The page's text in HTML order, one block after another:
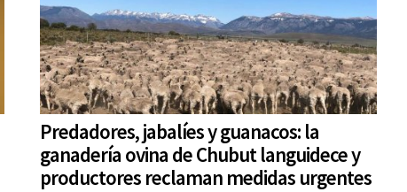
Predadores, jabalíes y guanacos: la
ganadería ovina de Chubut languidece y
productores reclaman medidas urgentes